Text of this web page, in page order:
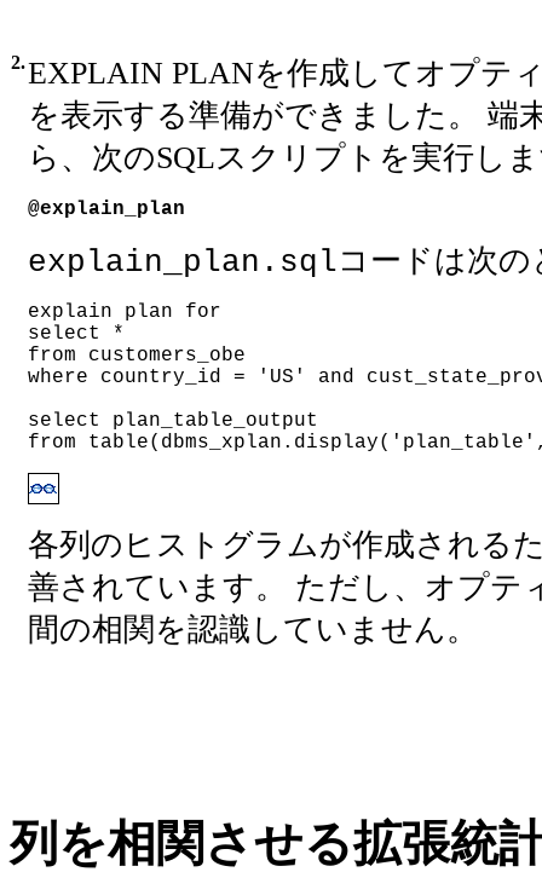
2.EXPLAIN PLANを作成してオプテ
を表示する準備ができました。 端
ら、次のSQLスクリプトを実行し
@explain_plan
explain_plan.sqlコードは次
explain plan for
select *
from customers_obe
where country_id = 'US' and
select plan_table_output
from
各列のヒストグラムが作成される
善されています。 ただし、オプテ
間の相関を認識していません。
列を相関させる拡張統